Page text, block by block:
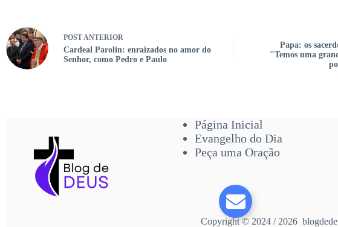
POSTANTERIOR
Cardeal Parolin: enraizados no amor do
Senhor, como Pedro e Paulo
Papa: os
"Temos uma
Página Inicial
Evangelho do Dia
Peça uma Oração
Copyright © 2024 / 2026